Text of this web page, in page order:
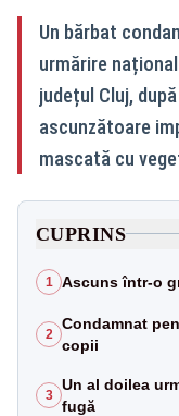
Un bărbat
urmărire
județul Cluj,
ascunzătoare
mascată cu
CUPRINS
1 Ascuns într-o
2
Condamnat
copii
3
Un al doilea
fugă